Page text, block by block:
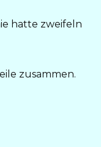
hatte zweifeln
zusammen.